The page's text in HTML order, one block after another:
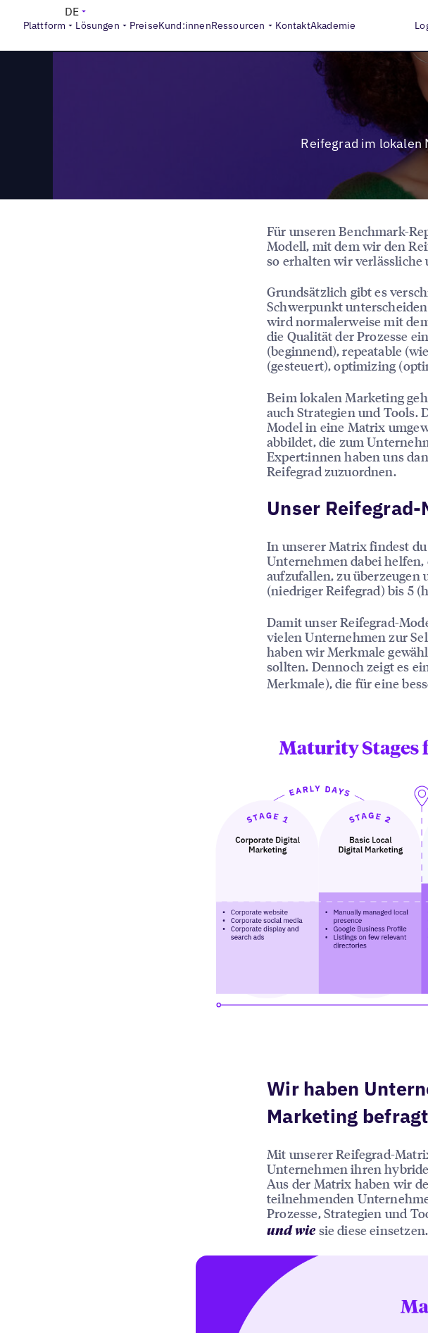
Plattform Lösungen PreiseKund:innenRessourcen KontaktAkademie
DE
Reports
Reifegrad im lokalen
Für unseren Benchmark-
Modell, mit dem wir den
so erhalten wir verlässliche
Grundsätzlich gibt es
Schwerpunkt
wird normalerweise mit
die Qualität der Prozesse
(beginnend), repeatable
(gesteuert), optimizing
Beim lokalen Marketing
auch Strategien und Tools.
Model in eine Matrix
abbildet, die zum
Expert:innen haben uns
Reifegrad zuzuordnen.
Unser
In unserer Matrix findest du
Unternehmen dabei
aufzufallen, zu überzeugen
(niedriger Reifegrad) bis 5
Damit unser Reifegrad-
vielen Unternehmen zur
haben wir Merkmale
sollten. Dennoch zeigt es
Merkmale), die für eine
Wir haben
Marketing befragt
Mit unserer Reifegrad-
Unternehmen ihren
Aus der Matrix haben wir
teilnehmenden
Prozesse, Strategien und
und wie sie diese einsetzen.